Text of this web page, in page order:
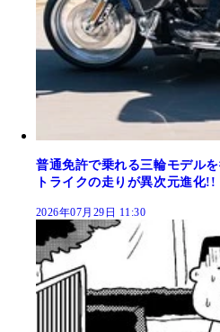
普通免許で乗れる三輪モデル
トライクの走りが異次元進化!!
2026年07月29日 11:30